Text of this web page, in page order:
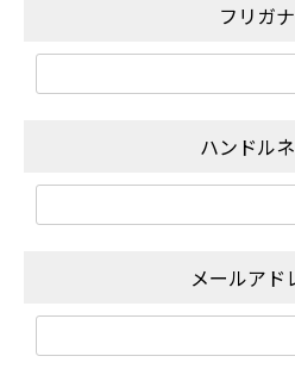
フリガナ
ハンドル
メールアド